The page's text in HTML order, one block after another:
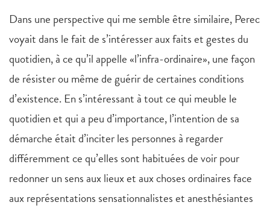
Dans une perspective qui me semble être similaire, Perec
voyait dans le fait de s’intéresser aux faits et gestes du
quotidien, à ce qu’il appelle «l’infra-ordinaire», une façon
de résister ou même de guérir de certaines conditions
d’existence. En s’intéressant à tout ce qui meuble le
quotidien et qui a peu d’importance, l’intention de sa
démarche était d’inciter les personnes à regarder
différemment ce qu’elles sont habituées de voir pour
redonner un sens aux lieux et aux choses ordinaires face
aux représentations sensationnalistes et anesthésiantes